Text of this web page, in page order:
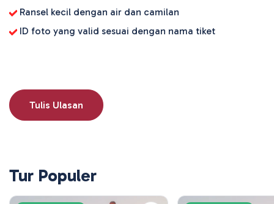
Ransel kecil dengan air dan camilan
ID foto yang valid sesuai dengan nama tiket
Tulis Ulasan
Tur Populer